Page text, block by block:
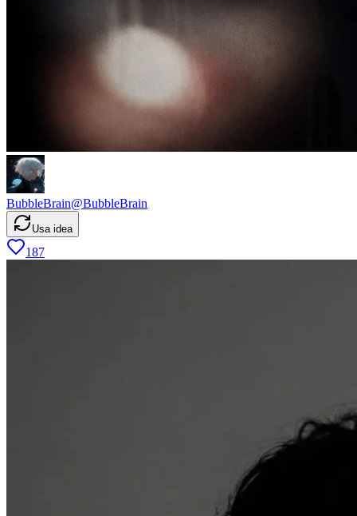
BubbleBrain@BubbleBrain
Usa idea
187